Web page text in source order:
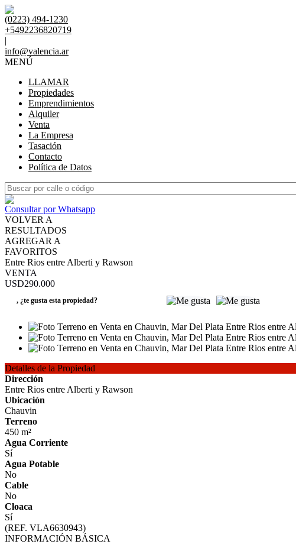
(0223) 494-1230
+5492236820719
|
info@valencia.ar
MENÚ
LLAMAR
Propiedades
Emprendimientos
Alquiler
Venta
La Empresa
Tasación
Contacto
Política de Datos
Consultar por Whatsapp
VOLVER A
RESULTADOS
AGREGAR A
FAVORITOS
Entre Rios entre Alberti y Rawson
VENTA
USD290.000
, ¿te gusta esta propiedad?
Detalles de la Propiedad
Dirección
Entre Rios entre Alberti y Rawson
Ubicación
Chauvin
Terreno
450 m²
Agua Corriente
Sí
Agua Potable
No
Cable
No
Cloaca
Sí
(REF. VLA6630943)
INFORMACIÓN BÁSICA